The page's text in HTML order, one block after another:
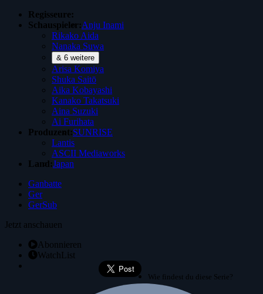
Regisseure:
Schauspieler:Anju Inami
Rikako Aida
Nanaka Suwa
& 6 weitere
Arisa Komiya
Shuka Saitō
Aika Kobayashi
Kanako Takatsuki
Aina Suzuki
Ai Furihata
Produzent:SUNRISE
Lantis
ASCII Mediaworks
Land:Japan
Ganbatte
Ger
GerSub
Jetzt anschauen
Abonnieren
WatchList
Wie findest du diese Serie?